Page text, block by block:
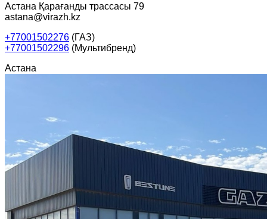
Астана Қарағанды трассасы 79
astana@virazh.kz
+77001502276 (ГАЗ)
+77001502296 (Мультибренд)
Астана